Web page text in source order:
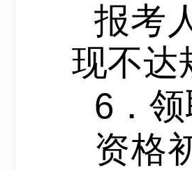
报考
现不达
6．
资格